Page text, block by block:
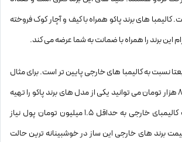
معمولا 17 تا است. کالیمبا های برند پاکو همراه با کیف و آچار کوک فروخته
این برند را همراه با ضمانت به شما عرضه می کند.
نسبت به کالیمبا های خارجی پایین تر است. برای مثال
شما با مبلغی حدود 800 هزار تومان می توانید یکی از مدل های برند پاکو را تهیه
کنید؛ اما برای تهیه یک کالیمبای خارجی به حداقل 1.5 میلیون تومان پول نیاز
برند های خارجی این ساز در خوشبینانه ترین حالت